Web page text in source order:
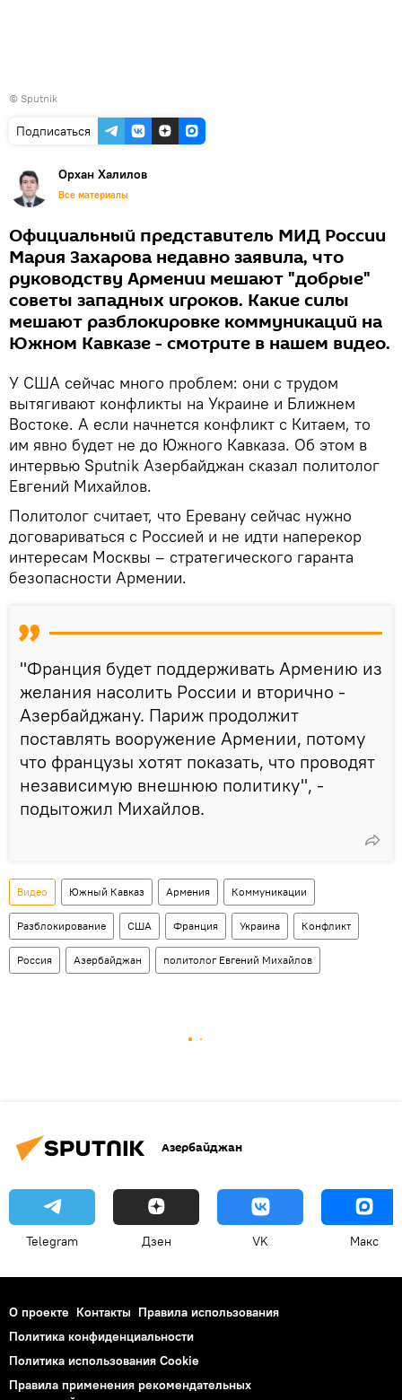
© Sputnik
Подписаться
Орхан Халилов
Все материалы
Официальный представитель МИД России
Мария Захарова недавно заявила, что
руководству Армении мешают "добрые"
советы западных игроков. Какие силы
мешают разблокировке коммуникаций на
Южном Кавказе - смотрите в нашем видео.
У США сейчас много проблем: они с трудом
вытягивают конфликты на Украине и Ближнем
Востоке. А если начнется конфликт с Китаем, то
им явно будет не до Южного Кавказа. Об этом в
интервью Sputnik Азербайджан сказал политолог
Евгений Михайлов.
Политолог считает, что Еревану сейчас нужно
договариваться с Россией и не идти наперекор
интересам Москвы – стратегического гаранта
безопасности Армении.
"Франция будет поддерживать Армению из
желания насолить России и вторично -
Азербайджану. Париж продолжит
поставлять вооружение Армении, потому
что французы хотят показать, что проводят
независимую внешнюю политику", -
подытожил Михайлов.
Видео Южный Кавказ Армения Коммуникации
Разблокирование США Франция Украина Конфликт
Россия Азербайджан политолог Евгений Михайлов
Азербайджан
Telegram Дзен VK Макс
О проекте Контакты Правила использования
Политика конфиденциальности
Политика использования Cookie
Правила применения рекомендательных